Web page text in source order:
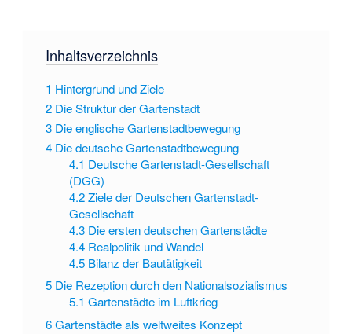
Inhaltsverzeichnis
1 Hintergrund und Ziele
2 Die Struktur der Gartenstadt
3 Die englische Gartenstadtbewegung
4 Die deutsche Gartenstadtbewegung
4.1 Deutsche Gartenstadt-Gesellschaft
(DGG)
4.2 Ziele der Deutschen Gartenstadt-
Gesellschaft
4.3 Die ersten deutschen Gartenstädte
4.4 Realpolitik und Wandel
4.5 Bilanz der Bautätigkeit
5 Die Rezeption durch den Nationalsozialismus
5.1 Gartenstädte im Luftkrieg
6Gartenstädte als weltweites Konzept